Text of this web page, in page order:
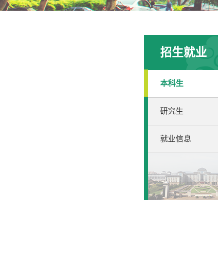
招生就业
本科生
研究生
就业信息